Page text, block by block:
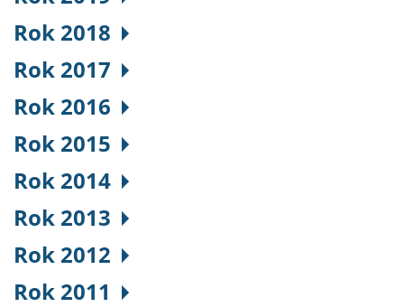
Rok 2018
Rok 2017
Rok 2016
Rok 2015
Rok 2014
Rok 2013
Rok 2012
Rok 2011